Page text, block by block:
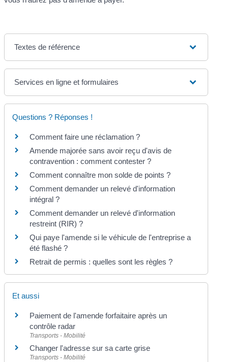
Textes de référence
Services en ligne et formulaires
Questions ? Réponses !
Comment faire une réclamation ?
Amende majorée sans avoir reçu d'avis de
contravention : comment contester ?
Comment connaître mon solde de points ?
Comment demander un relevé d'information
intégral ?
Comment demander un relevé d'information
restreint (RIR) ?
Qui paye l'amende si le véhicule de l'entreprise a
été flashé ?
Retrait de permis : quelles sont les règles ?
Et aussi
Paiement de l'amende forfaitaire après un
contrôle radar
Transports - Mobilité
Changer l'adresse sur sa carte grise
Transports - Mobilité